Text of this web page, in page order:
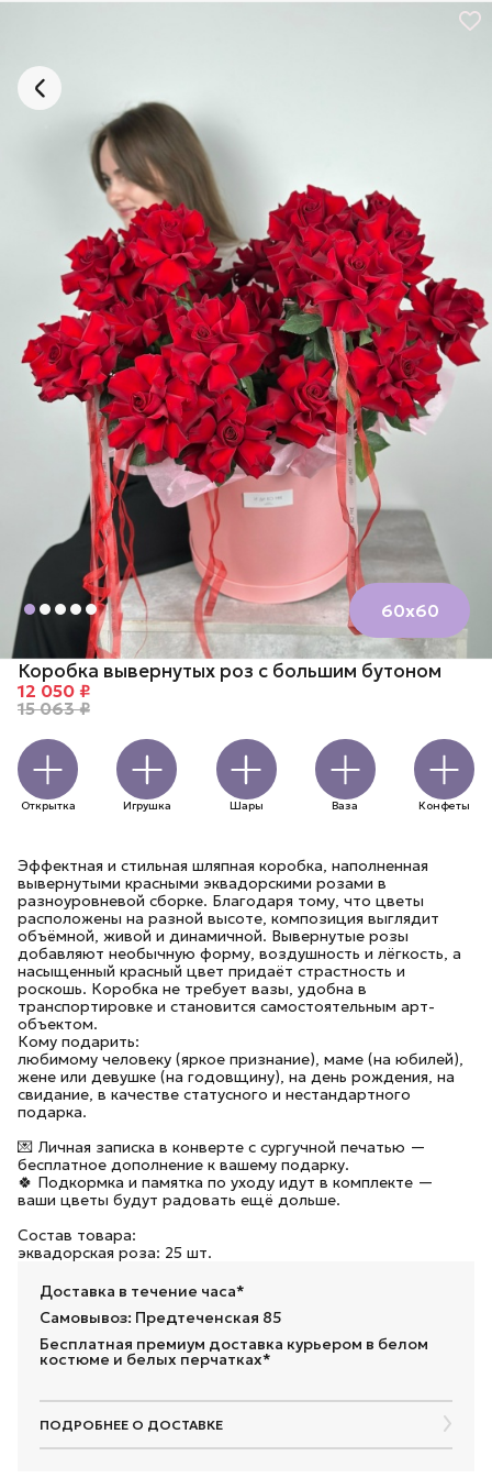
60х60
Коробка вывернутых роз с большим бутоном
12 050 ₽
15 063 ₽
Открытка Игрушка Шары Ваза Конфеты
Эффектная и стильная шляпная коробка, наполненная
вывернутыми красными эквадорскими розами в
разноуровневой сборке. Благодаря тому, что цветы
расположены на разной высоте, композиция выглядит
объёмной, живой и динамичной. Вывернутые розы
добавляют необычную форму, воздушность и лёгкость, а
насыщенный красный цвет придаёт страстность и
роскошь. Коробка не требует вазы, удобна в
транспортировке и становится самостоятельным арт-
объектом.
Кому подарить:
любимому человеку (яркое признание), маме (на юбилей),
жене или девушке (на годовщину), на день рождения, на
свидание, в качестве статусного и нестандартного
подарка.
💌 Личная записка в конверте с сургучной печатью —
бесплатное дополнение к вашему подарку.
🍀 Подкормка и памятка по уходу идут в комплекте —
ваши цветы будут радовать ещё дольше.
Состав товара:
эквадорская роза: 25 шт.
Доставка в течение часа*
Самовывоз: Предтеченская 85
Бесплатная премиум доставка курьером в белом
костюме и белых перчатках*
ПОДРОБНЕЕ О ДОСТАВКЕ